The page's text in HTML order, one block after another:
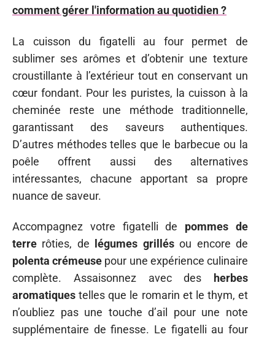
comment gérer l'information au quotidien ?
La cuisson du figatelli au four permet de
sublimer ses arômes et d’obtenir une texture
croustillante à l’extérieur tout en conservant un
cœur fondant. Pour les puristes, la cuisson à la
cheminée reste une méthode traditionnelle,
garantissant des saveurs authentiques.
D’autres méthodes telles que le barbecue ou la
poêle offrent aussi des alternatives
intéressantes, chacune apportant sa propre
nuance de saveur.
Accompagnez votre figatelli de pommes de
terre rôties, de légumes grillésou encore de
polenta crémeuse pour une expérience culinaire
complète. Assaisonnez avec des
herbes
aromatiques telles que le romarin et le thym, et
n’oubliez pas une touche d’ail pour une note
supplémentaire de finesse. Le figatelli au four